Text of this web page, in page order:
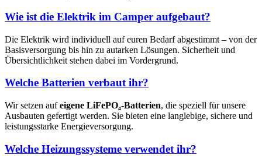
Wie ist die Elektrik im Camper aufgebaut?
Die Elektrik wird individuell auf euren Bedarf abgestimmt – von der
Basisversorgung bis hin zu autarken Lösungen. Sicherheit und
Übersichtlichkeit stehen dabei im Vordergrund.
Welche Batterien verbaut ihr?
Wir setzen aufeigene LiFePO₄-Batterien, die speziell für unsere
Ausbauten gefertigt werden. Sie bieten eine langlebige, sichere und
leistungsstarke Energieversorgung.
Welche Heizungssysteme verwendet ihr?